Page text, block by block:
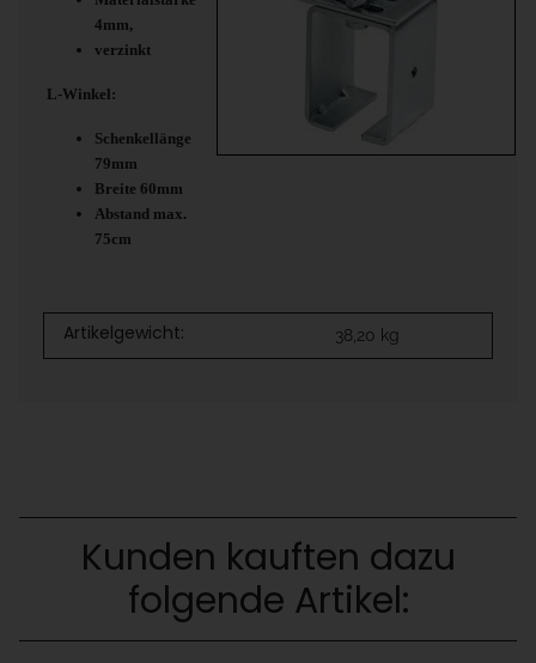
4mm,
verzinkt
L-Winkel:
Schenkellänge
79mm
Breite 60mm
Abstand max.
75cm
Artikelgewicht: 38,20 kg
Kunden kauften dazu
folgende Artikel: